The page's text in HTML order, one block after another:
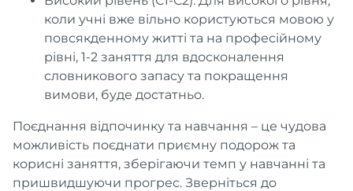
коли учні вже вільно користуються мовою у
повсякденному житті та на професійному
рівні, 1-2 заняття для вдосконалення
словникового запасу та покращення
вимови, буде достатньо.
Поєднання відпочинку та навчання – це чудова
можливість поєднати приємну подорож та
корисні заняття, зберігаючи темп у навчанні та
пришвидшуючи прогрес. Зверніться до